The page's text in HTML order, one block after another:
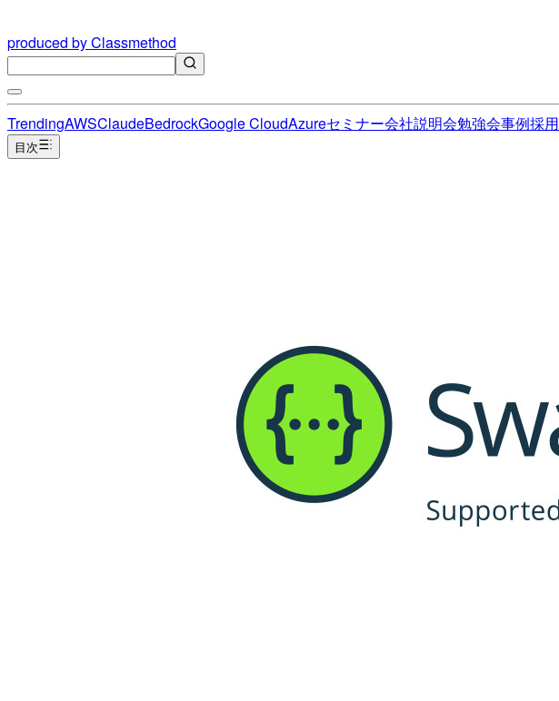
produced by Classmethod
TrendingAWSClaudeBedrockGoogle CloudAzureセミナー会社説明会勉強会事例採用
目次